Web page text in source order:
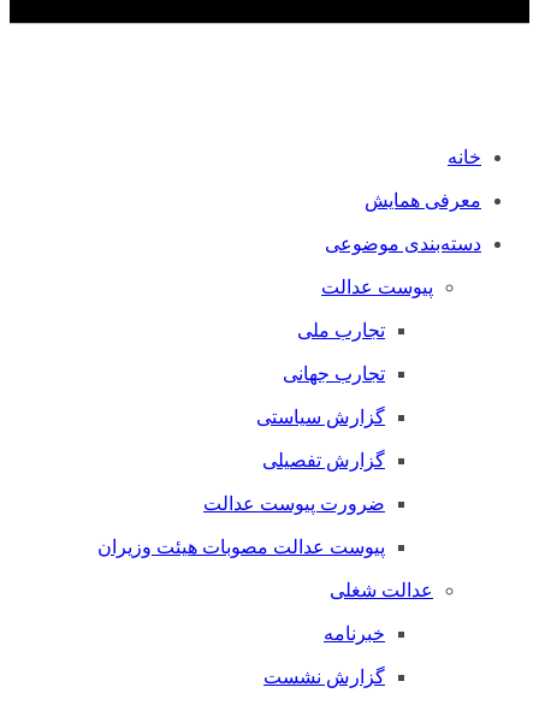
خانه
معرفی همایش
دسته‌بندی موضوعی
پیوست عدالت
تجارب ملی
تجارب جهانی
گزارش سیاستی
گزارش تفصیلی
ضرورت پیوست عدالت
پیوست عدالت مصوبات هیئت وزیران
عدالت شغلی
خبرنامه
گزارش نشست